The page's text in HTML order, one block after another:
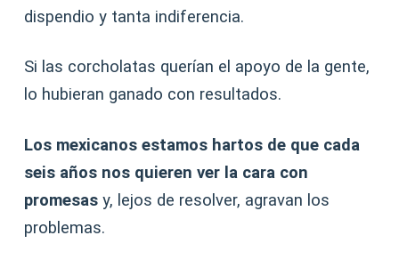
dispendio y tanta indiferencia.
Si las corcholatas querían el apoyo de la gente,
lo hubieran ganado con resultados.
Los mexicanos estamos hartos de que cada
seis años nos quieren ver la cara con
promesas y, lejos de resolver, agravan los
problemas.